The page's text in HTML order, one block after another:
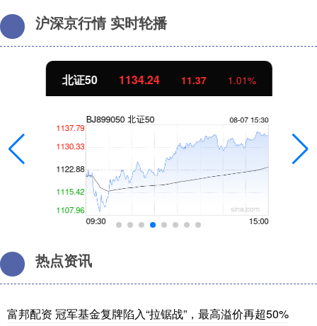
沪深京行情 实时轮播
北证50 1134.24 11.37 1.01%
热点资讯
富邦配资 冠军基金复牌陷入“拉锯战”，最高溢价再超50%